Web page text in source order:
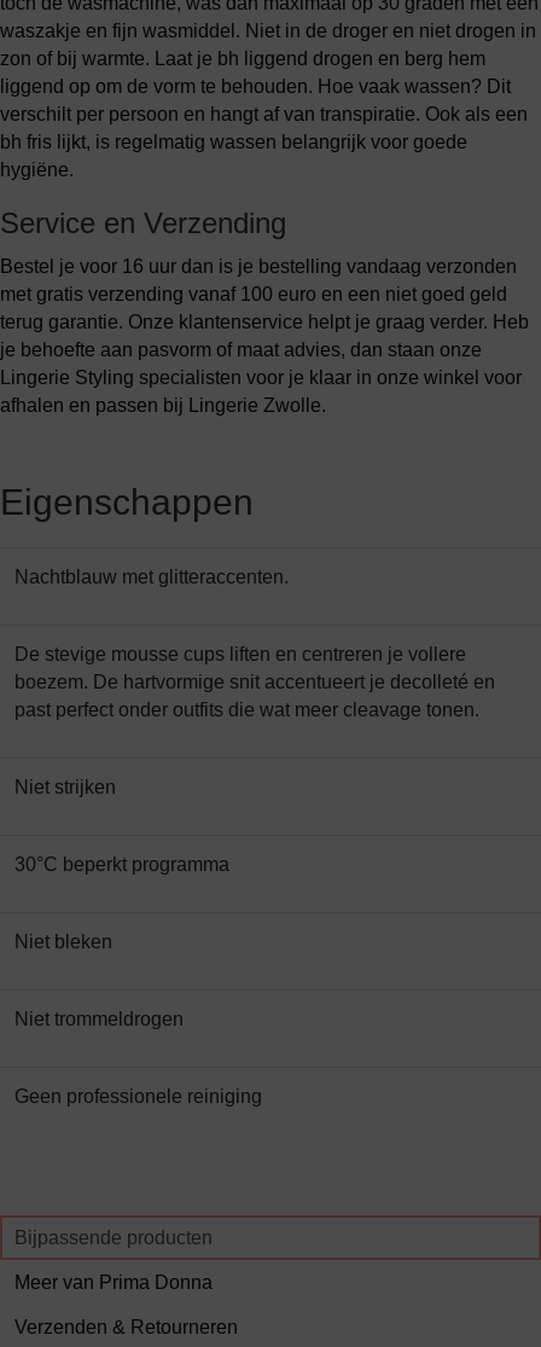
waszakje en fijn wasmiddel. Niet in de droger en niet drogen in
zon of bij warmte. Laat je bh liggend drogen en berg hem
liggend op om de vorm te behouden. Hoe vaak wassen? Dit
verschilt per persoon en hangt af van transpiratie. Ook als een
bh fris lijkt, is regelmatig wassen belangrijk voor goede
hygiëne.
Service en Verzending
Bestel je voor 16 uur dan is je bestelling vandaag verzonden
met gratis verzending vanaf 100 euro en een niet goed geld
terug garantie. Onze klantenservice helpt je graag verder. Heb
je behoefte aan pasvorm of maat advies, dan staan onze
Lingerie Styling specialisten voor je klaar in onze winkel voor
afhalen en passen bij Lingerie Zwolle.
Eigenschappen
Nachtblauw met glitteraccenten.
De stevige mousse cups liften en centreren je vollere
boezem. De hartvormige snit accentueert je decolleté en
past perfect onder outfits die wat meer cleavage tonen.
Niet strijken
30°C beperkt programma
Niet bleken
Niet trommeldrogen
Geen professionele reiniging
Bijpassende producten
Meer van Prima Donna
Verzenden & Retourneren